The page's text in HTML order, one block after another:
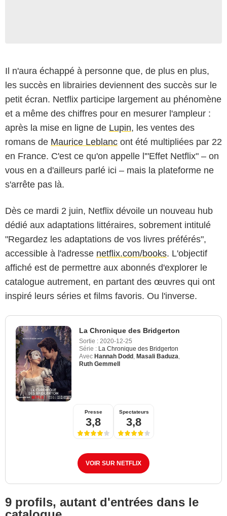
Il n'aura échappé à personne que, de plus en plus,
les succès en librairies deviennent des succès sur le
petit écran. Netflix participe largement au phénomène
et a même des chiffres pour en mesurer l'ampleur :
après la mise en ligne de Lupin, les ventes des
romans de Maurice Leblanc ont été multipliées par 22
en France. C'est ce qu'on appelle l'"Effet Netflix" – on
vous en a d'ailleurs parlé ici – mais la plateforme ne
s'arrête pas là.
Dès ce mardi 2 juin, Netflix dévoile un nouveau hub
dédié aux adaptations littéraires, sobrement intitulé
"Regardez les adaptations de vos livres préférés",
accessible à l'adresse netflix.com/books. L'objectif
affiché est de permettre aux abonnés d'explorer le
catalogue autrement, en partant des œuvres qui ont
inspiré leurs séries et films favoris. Ou l'inverse.
La Chronique des Bridgerton
Sortie : 2020-12-25
Série : La Chronique des Bridgerton
Avec Hannah Dodd Masali Baduza
Ruth Gemmell
Presse
3,8
Spectateurs
3,8
VOIR SUR NETFLIX
9 profils, autant d'entrées dans le